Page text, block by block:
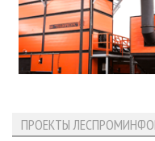
ПРОЕКТЫ